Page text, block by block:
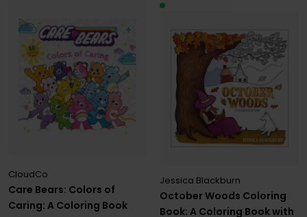
Care Bears: Colors of
Caring: A Coloring Book
CloudCo
October Woods Coloring
Book: A Coloring Book with
Jessica Blackburn